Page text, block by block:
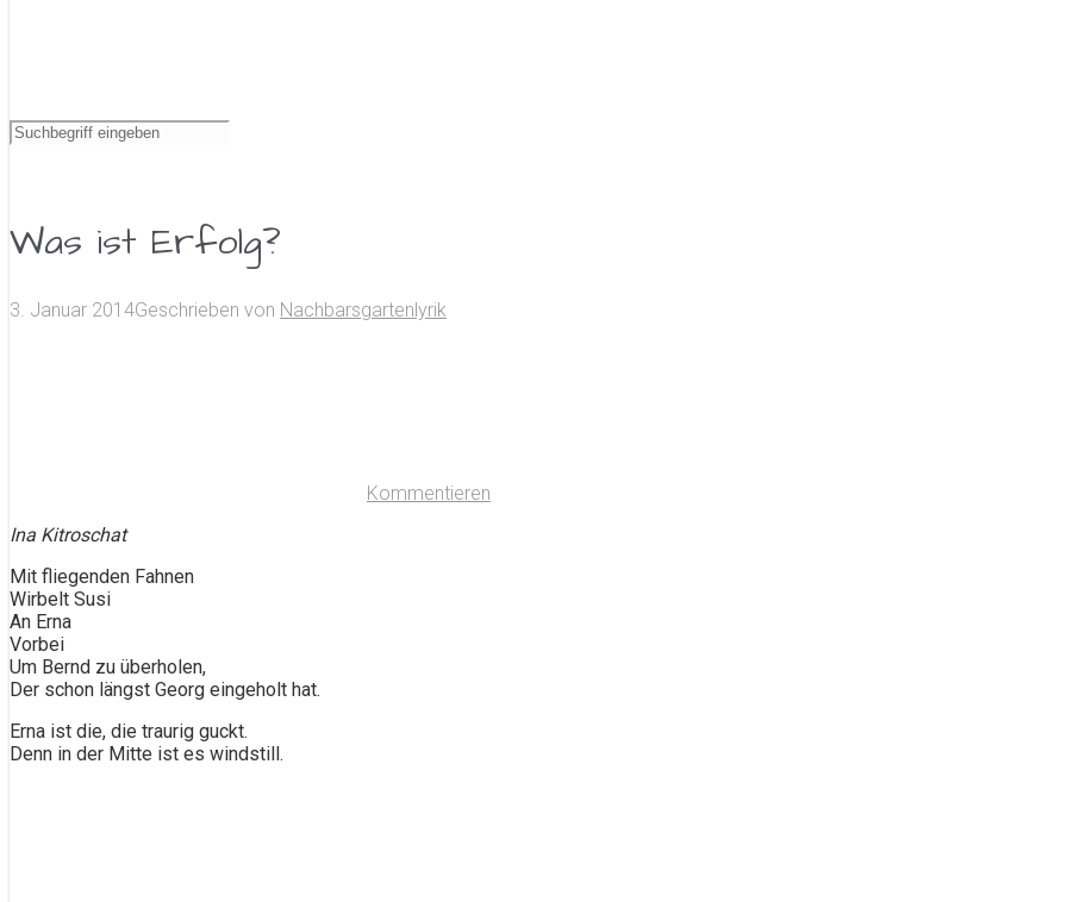
Was ist Erfolg?
3. Januar 2014Geschrieben von Nachbarsgartenlyrik
Kommentieren
Ina Kitroschat
Mit fliegenden Fahnen
Wirbelt Susi
An Erna
Vorbei
Um Bernd zu überholen,
Der schon längst Georg eingeholt hat.
Erna ist die, die traurig guckt.
Denn in der Mitte ist es windstill.